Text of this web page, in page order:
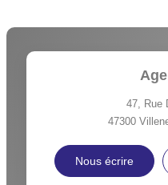
47, Rue
47300
Nous écrire